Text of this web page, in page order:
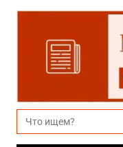
Перейти
содержимому
Search
for: